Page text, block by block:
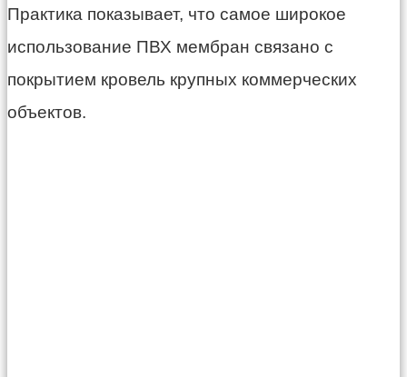
Практика показывает, что самое широкое
использование ПВХ мембран связано с
покрытием кровель крупных коммерческих
объектов.